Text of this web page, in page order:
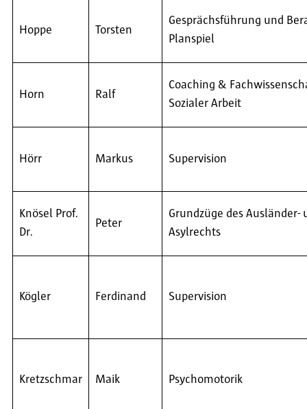
Hoppe Torsten
Gesprächsführung und
Planspiel
Horn Ralf
Coaching &
Sozialer Arbeit
Hörr Markus Supervision
Knösel Prof.
Dr.
Peter
Grundzüge des Ausländer-
Asylrechts
Kögler Ferdinand Supervision
Kretzschmar Maik Psychomotorik